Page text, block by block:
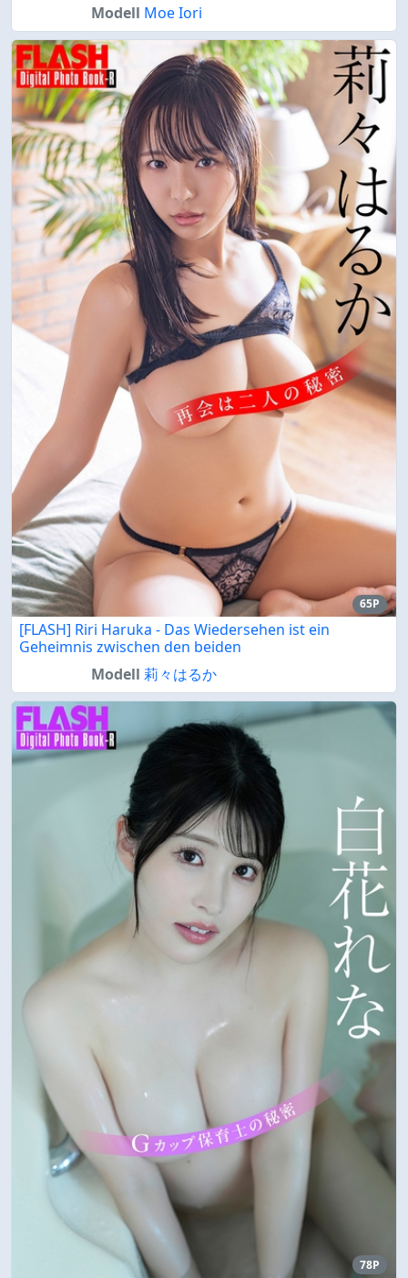
Modell Moe Iori
65P
[FLASH] Riri Haruka - Das Wiedersehen ist ein
Geheimnis zwischen den beiden
Modell 莉々はるか
78P